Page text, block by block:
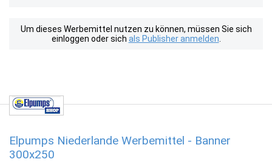
Um dieses Werbemittel nutzen zu können, müssen Sie sich
einloggen oder sich als Publisher anmelden
Elpumps Niederlande Werbemittel - Banner
300x250